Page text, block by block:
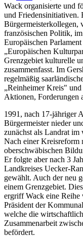
Wack organisierte und
und Friedensinitiativen.
Bürgermeisterkollegen,
französischen Politik,
Europäischen
„Europäischen
Grenzgebiet kulturelle
zusammenfasst. Im
regelmäßig
„Reinheimer Kreis"
Aktionen, Forderungen
1991, nach 17-jähriger
Bürgermeister nieder
zunächst als Landrat im
Nach einer Kreisreform
oberschwäbischen
Er folgte aber nach 3
Landkreises Uecker-
gewählt. Auch der neu
einem Grenzgebiet.
ergriff Wack eine
Präsident der
welche die
Zusammenarbeit
befördert.